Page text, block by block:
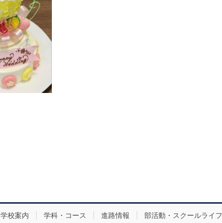
学校案内 学科・コース 進路情報 部活動・スクールライフ